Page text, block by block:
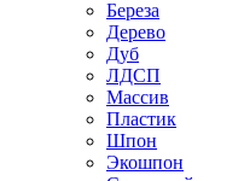
Береза
Дерево
Дуб
ЛДСП
Массив
Пластик
Шпон
Экошпон